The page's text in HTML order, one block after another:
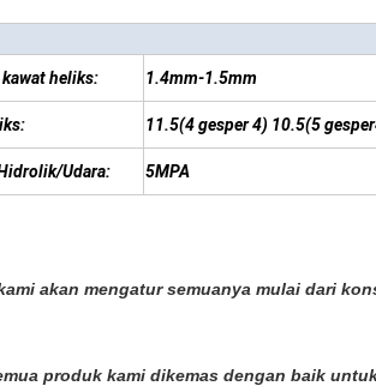
heliks: 1.4mm-1.5mm
11.5(4 gesper 4) 10.5(5
Udara: 5MPA
akan mengatur semuanya mulai dari
produk kami dikemas dengan baik